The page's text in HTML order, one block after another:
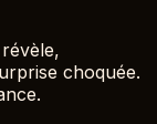
choquée.